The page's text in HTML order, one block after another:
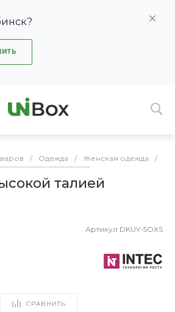
/ Одежда / Женская одежда /
талией
Артикул DKUY-5OXS
СРАВНИТЬ